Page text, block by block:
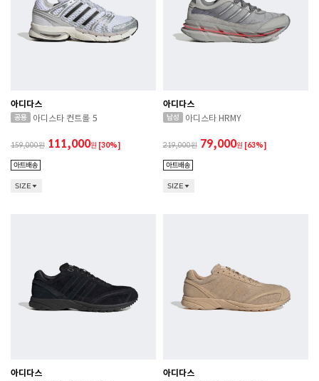
아디다스
아디스타 컨트롤 5
159,000 111,000원 [30%]
SIZE
아디다스
아디스타 HRMY
219,000 79,000원 [63%]
SIZE
아디다스
아디다스